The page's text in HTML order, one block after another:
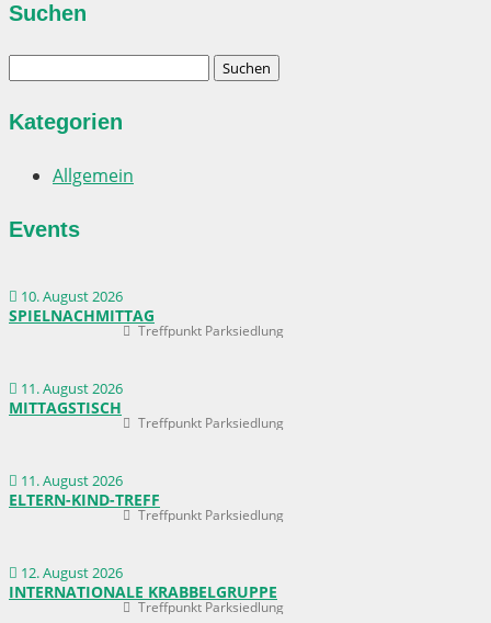
Suchen
Kategorien
Allgemein
Events
10. August 2026
SPIELNACHMITTAG
Treffpunkt Parksiedlung
11. August 2026
MITTAGSTISCH
Treffpunkt Parksiedlung
11. August 2026
ELTERN-KIND-TREFF
Treffpunkt Parksiedlung
12. August 2026
INTERNATIONALE KRABBELGRUPPE
Treffpunkt Parksiedlung